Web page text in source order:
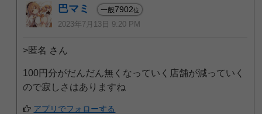
巴マミ 一般7902位
2023年7月13日 9:20 PM
>匿名 さん
100円分がだんだん無くなっていく店舗が減っていく
ので寂しさはありますね
アプリでフォローする